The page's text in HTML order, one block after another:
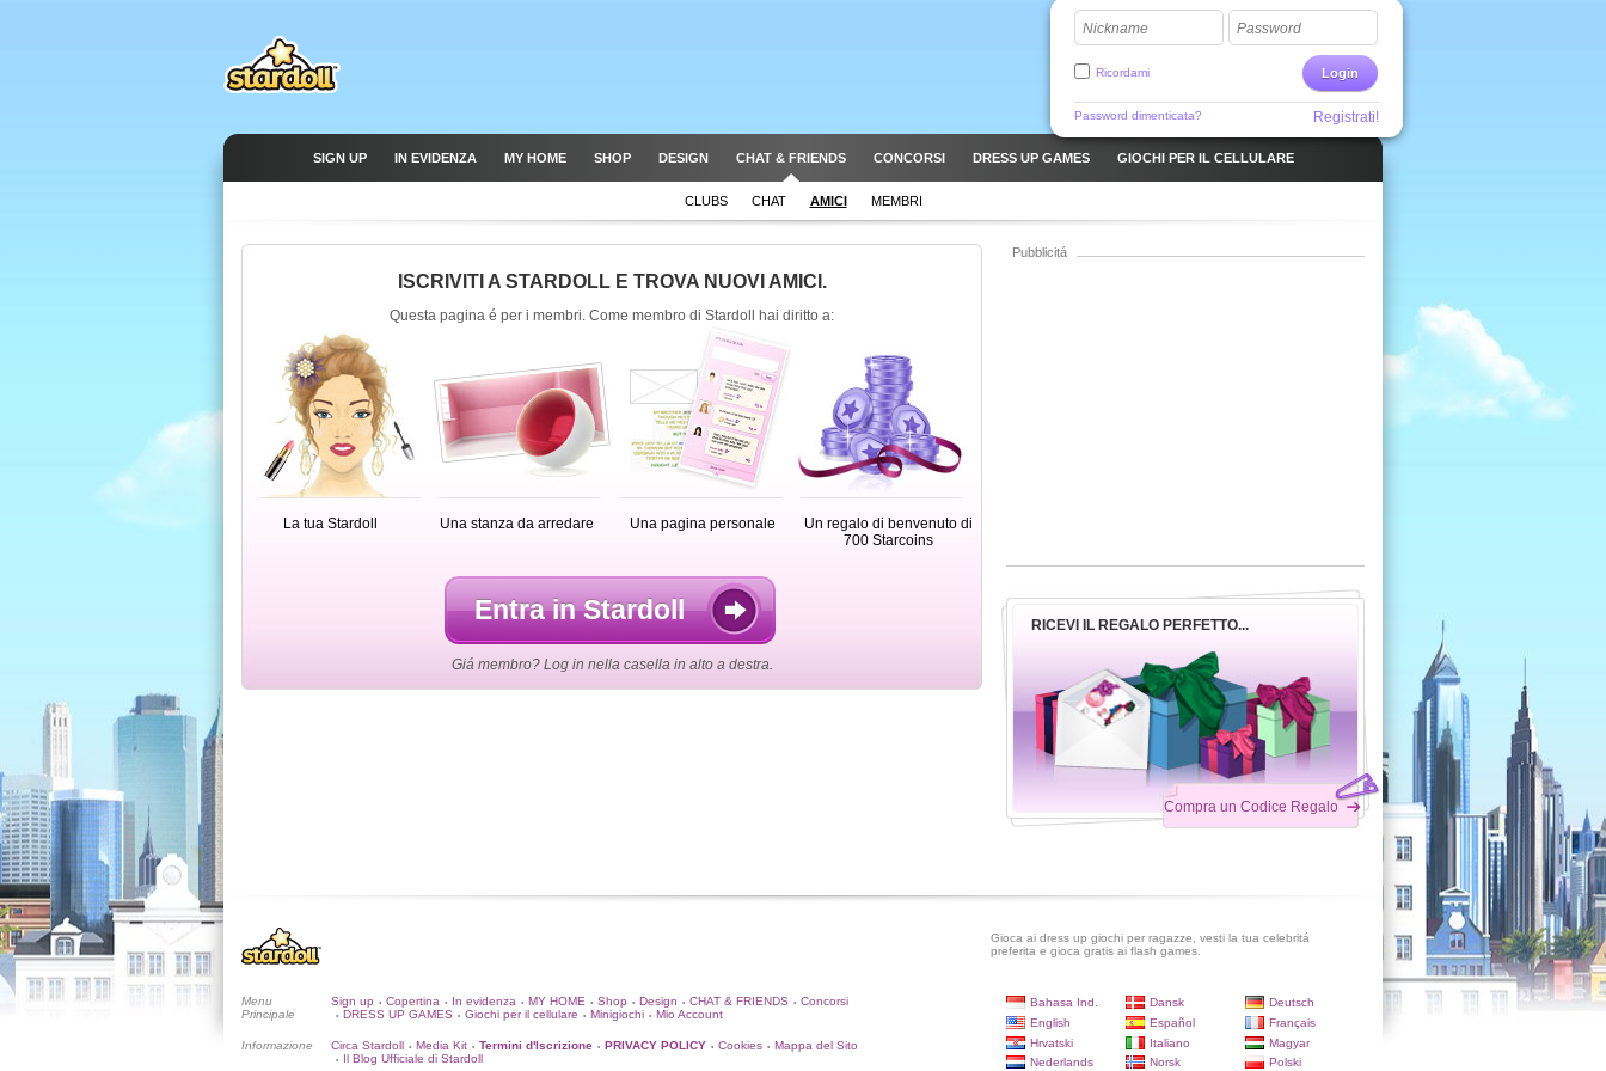
Nickname Password
Login
Ricordami
Password dimenticata? Registrati!
SIGN UP IN EVIDENZA MY HOME SHOP DESIGN CHAT & FRIENDS CONCORSI DRESS UP GAMES GIOCHI PER IL CELLULARE
CLUBS CHAT AMICI MEMBRI
ISCRIVITI A STARDOLL E TROVA NUOVI AMICI.
Questa pagina é per i membri. Come membro di Stardoll hai diritto a:
La tua Stardoll Una stanza da arredare Una pagina personale
Un regalo di benvenuto di
700 Starcoins
Entra in Stardoll
Giá membro? Log in nella casella in alto a destra.
Pubblicitá
RICEVI IL REGALO PERFETTO...
Compra un Codice Regalo
Gioca ai dress up giochi per ragazze, vesti la tua celebritá
preferita e gioca gratis ai flash games.
Menu
Principale
Sign up • Copertina • In evidenza • MY HOME • Shop • Design • CHAT & FRIENDS • Concorsi
• DRESS UP GAMES • Giochi per il cellulare • Minigiochi • Mio Account
Informazione Circa Stardoll • Media Kit • Termini d'Iscrizione • PRIVACY POLICY • Cookies • Mappa del Sito
• Il Blog Ufficiale di Stardoll
Bahasa Ind. Dansk
Deutsch
English
Español
Français
Hrvatski
Italiano
Magyar
Nederlands
Norsk Polski